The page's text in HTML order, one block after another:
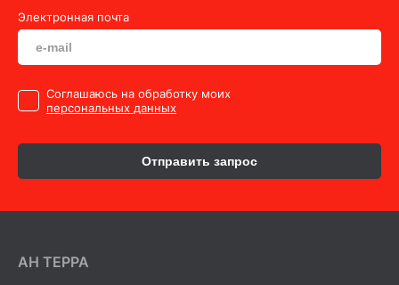
Электронная почта
Cоглашаюсь на обработку моих
персональных данных
Отправить запрос
AH ТEPPA